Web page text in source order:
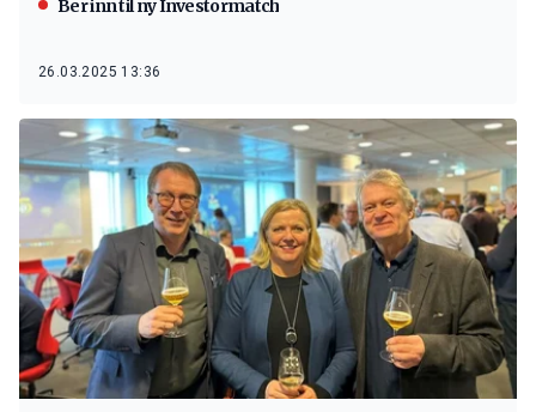
Ber inn til ny Investormatch
26.03.2025 13:36